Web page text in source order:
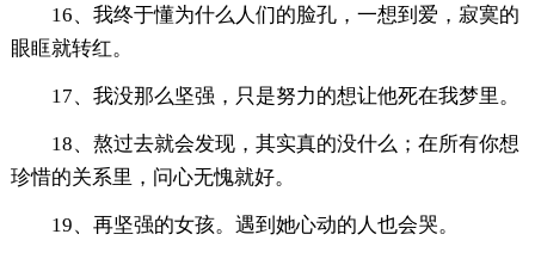
16、我终于懂为什么人们的脸孔，一想到爱，寂寞的
眼眶就转红。
17、我没那么坚强，只是努力的想让他死在我梦里。
18、熬过去就会发现，其实真的没什么；在所有你想
珍惜的关系里，问心无愧就好。
19、再坚强的女孩。遇到她心动的人也会哭。